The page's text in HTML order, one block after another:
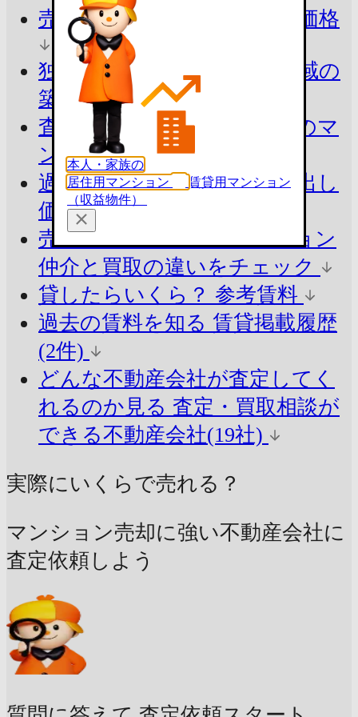
売ったらいくら？ 参考査定価格
独自ロジックで算出
同じ地域の
築年別の平均価格
査定価格の目安を知る
周辺のマ
ンションと比較
過去の売出し価格を知る売出し
価格の掲載履歴(1件)
売却の方法でシミュレーション
仲介と買取の違いをチェック
貸したらいくら？ 参考賃料
過去の賃料を知る 賃貸掲載履歴
(2件)
どんな不動産会社が査定してく
れるのか見る 査定・買取相談が
できる不動産会社(19社)
実際にいくらで売れる？
マンション売却に強い不動産会社に
査定依頼しよう
本人・家族の
居住用マンション
賃貸用マンション
（収益物件）